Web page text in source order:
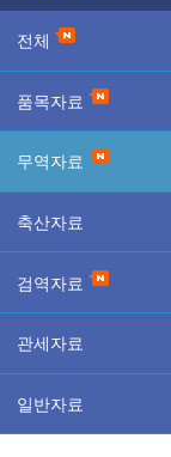
전체
품목자료
무역자료
축산자료
검역자료
관세자료
일반자료